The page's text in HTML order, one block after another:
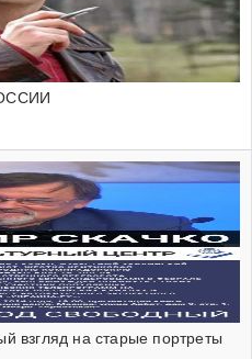
взгляд на старые портреты